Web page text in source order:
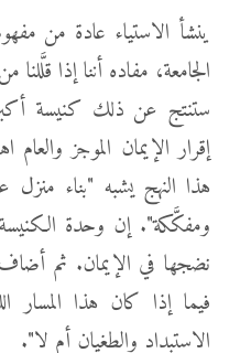
ينشأ الاستياء عادة من
الجامعة، مفاده أننا إذا
ستنتج عن ذلك كنيسة
إقرار الإيمان الموجز
هذا النهج يشبه "بناء منزل
ومفكَّكة". إن وحدة
نضجها في الإيمان. ثم
فيما إذا كان هذا المسار
الاستبداد والطغيان أم لا".